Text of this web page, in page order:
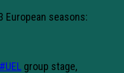
European seasons:
#UEL group stage,